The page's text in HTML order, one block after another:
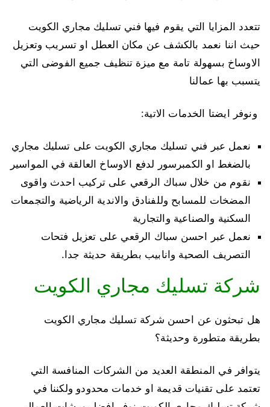
تتعدد المزايا التي يقوم فيها فني تسليك مجاري الكويت
حيث اننا نعمد بالكشف عن مكان العطل او تسريب وتعزيل
الاوساخ بسهولة تامة مع ميزة تنظيف جميع الفوضى التي
يتسبب بها عمالنا
ونوفر ايضتا الخدمات الاتية:
نعمل عبر فني تسليك مجاري الكويت على تسليك مجاري
بالضغط او الكمبرسور لدفع الاوساخ العالقة في المواسير
نقوم من خلال سباك الرقعي على تركيب احدث واقوى
المضخات للمسابح وللفنادق والاندية الرياضية والتجمعات
السكنية والصناعية والتجارية
نعمل عبر احسن سباك الرقعي على تعزيل فتحات
التصريف الصحية وانابيب بطريقة حديثة جدا.
شركة تسليك مجاري الكويت
هل تبحثون عن احسن شركة تسليك مجاري الكويت
بطريقة متطورة وحديثة؟
يتوافر في المنطقة العديد من الشركات المنافسة التي
تعتمد على تقنيات قديمة او خدمات محدودو ولكننا في